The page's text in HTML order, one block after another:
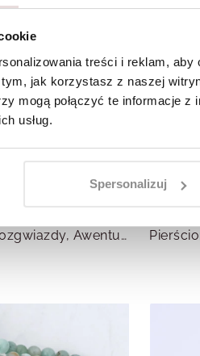
treści i reklam, aby
jak korzystasz z naszej
mogą połączyć te informacje z
usług.
Spersonalizuj
Bransoletka żółw, rozgwiazdy, Awenturyn, stal pozłacana S113387Z00